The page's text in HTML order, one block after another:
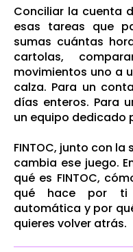
Conciliar la cuenta
esas tareas que
sumas cuántas
cartolas,
movimientos uno a
calza. Para un
días enteros. Para
un equipo dedicado
FINTOC, junto con la
cambia ese juego.
qué es FINTOC,
qué hace por ti
automática y por
quieres volver atrás.